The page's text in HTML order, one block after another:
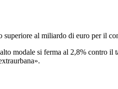
al miliardo di euro per il
modale si ferma al 2,8% contro